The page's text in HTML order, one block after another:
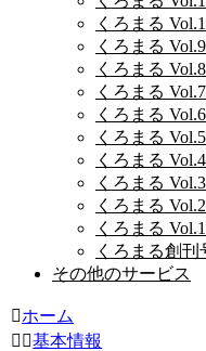
くろまる
くろまる
くろまる
くろまる
くろまる
くろまる
くろまる
くろまる
くろまる
くろまる
くろまる創
その他のサービス
ホーム
基本情報